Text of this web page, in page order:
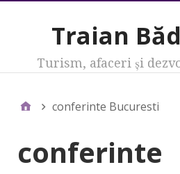
Traian
Turism, afaceri şi
conferinte Bucuresti
conferinte